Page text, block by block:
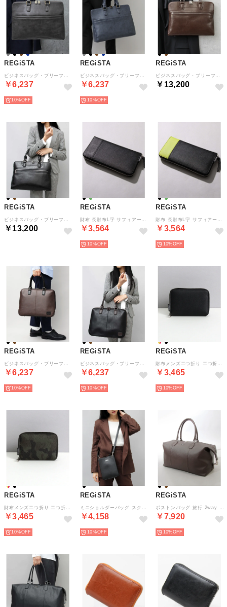
REGiSTA
￥6,237
10%
REGiSTA
￥6,237
10%
REGiSTA
￥13,200
REGiSTA
￥13,200
REGiSTA
￥3,564
10%
REGiSTA
￥3,564
10%
REGiSTA
￥6,237
10%
REGiSTA
￥6,237
10%
REGiSTA
￥3,465
10%
REGiSTA
￥3,465
10%
REGiSTA
￥4,158
10%
REGiSTA
￥7,920
10%